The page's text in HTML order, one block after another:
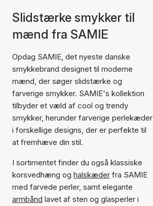
Slidstærke smykker til
mænd fra SAMIE
Opdag SAMIE, det nyeste danske
smykkebrand designet til moderne
mænd, der søger slidstærke og
farverige smykker. SAMIE's kollektion
tilbyder et væld af cool og trendy
smykker, herunder farverige perlekæder
i forskellige designs, der er perfekte til
at fremhæve din stil.
I sortimentet finder du også klassiske
korsvedhæng og halskæder fra SAMIE
med farvede perler, samt elegante
armbånd lavet af sten og glasperler i